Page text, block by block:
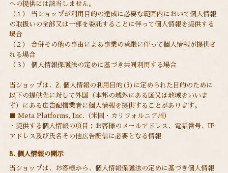
への提供には該当しません。
（１） 当ショップが利用目的の達成に必要な範囲内において個人情報
の取扱いの全部又は一部を委託することに伴って個人情報を提供する
場合
（２） 合併その他の事由による事業の承継に伴って個人情報が提供さ
れる場合
（３） 個人情報保護法の定めに基づき共同利用する場合
当ショップは、2. 個人情報の利用目的(3)に定められた目的のために
以下の提供先に対して外国（本邦の域外にある国又は地域をいいま
す）にある広告配信業者に個人情報を提供することがあります。
■ Meta Platforms, Inc.（米国・カリフォルニア州）
・提供する個人情報の項目：お客様のメールアドレス、電話番号、IP
アドレス及び氏名その他広告配信に必要となる情報
8. 個人情報の開示
当ショップは、お客様から、個人情報保護法の定めに基づき個人情報